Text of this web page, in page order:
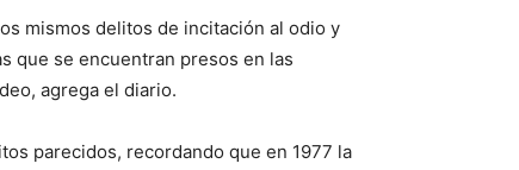
mismos delitos de incitación al odio y
que se encuentran presos en las
agrega el diario.
parecidos, recordando que en 1977 la